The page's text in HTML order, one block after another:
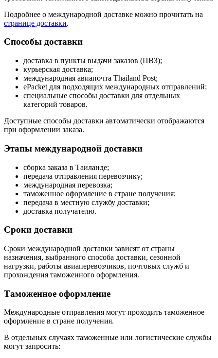
Подробнее о международной доставке можно прочитать на
странице доставки.
Способы доставки
доставка в пункты выдачи заказов (ПВЗ);
курьерская доставка;
международная авиапочта Thailand Post;
ePacket для подходящих международных отправлений;
специальные способы доставки для отдельных
категорий товаров.
Доступные способы доставки автоматически отображаются
при оформлении заказа.
Этапы международной доставки
сборка заказа в Таиланде;
передача отправления перевозчику;
международная перевозка;
таможенное оформление в стране получения;
передача в местную службу доставки;
доставка получателю.
Сроки доставки
Сроки международной доставки зависят от страны
назначения, выбранного способа доставки, сезонной
нагрузки, работы авиаперевозчиков, почтовых служб и
прохождения таможенного оформления.
Таможенное оформление
Международные отправления могут проходить таможенное
оформление в стране получения.
В отдельных случаях таможенные или логистические службы
могут запросить: